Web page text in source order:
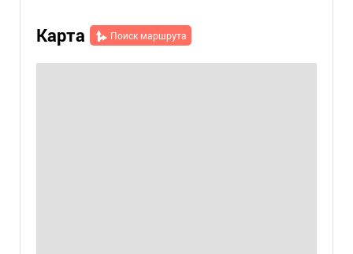
Карта Поиск маршрута